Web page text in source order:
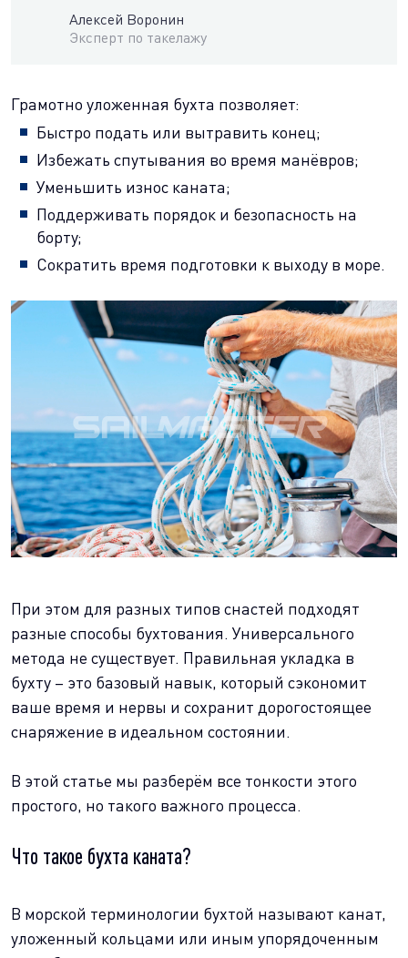
Алексей Воронин
Эксперт по такелажу
Грамотно уложенная бухта позволяет:
Быстро подать или вытравить конец;
Избежать спутывания во время манёвров;
Уменьшить износ каната;
Поддерживать порядок и безопасность на
борту;
Сократить время подготовки к выходу в море.
При этом для разных типов снастей подходят
разные способы бухтования. Универсального
метода не существует. Правильная укладка в
бухту – это базовый навык, который сэкономит
ваше время и нервы и сохранит дорогостоящее
снаряжение в идеальном состоянии.
В этой статье мы разберём все тонкости этого
простого, но такого важного процесса.
Что такое бухта каната?
В морской терминологии бухтой называют канат,
уложенный кольцами или иным упорядоченным